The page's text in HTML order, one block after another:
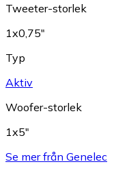
Tweeter-storlek
1x0,75"
Typ
Aktiv
Woofer-storlek
1x5"
Se mer från Genelec